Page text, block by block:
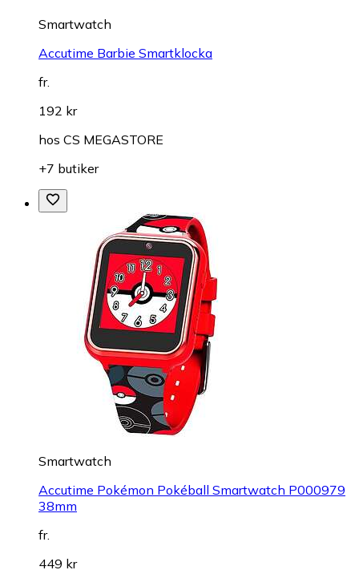
Smartwatch
Accutime Barbie Smartklocka
fr.
192 kr
hos CS MEGASTORE
+7 butiker
Smartwatch
Accutime Pokémon Pokéball Smartwatch P000979
38mm
fr.
449 kr